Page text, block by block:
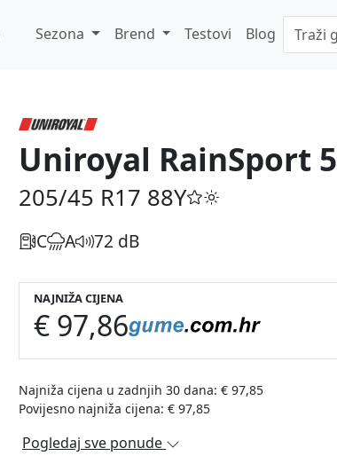
Sezona Brend Testovi Blog
Uniroyal RainSport 5
205/45 R17 88Y
C A 72 dB
NAJNIŽA CIJENA
€ 97,86
Najniža cijena u zadnjih 30 dana: € 97,85
Povijesno najniža cijena: € 97,85
Pogledaj sve ponude